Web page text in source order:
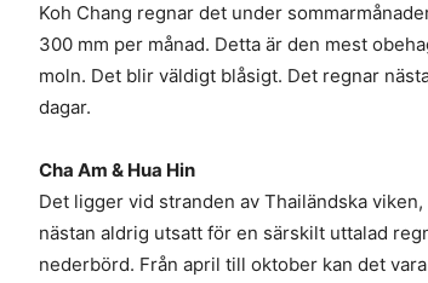
Koh Chang regnar det under
300 mm per månad. Detta är den mest
moln. Det blir väldigt blåsigt. Det regnar
dagar.
Cha Am & Hua Hin
Det ligger vid stranden av Thailändska
nästan aldrig utsatt för en särskilt uttalad
nederbörd. Från april till oktober kan det